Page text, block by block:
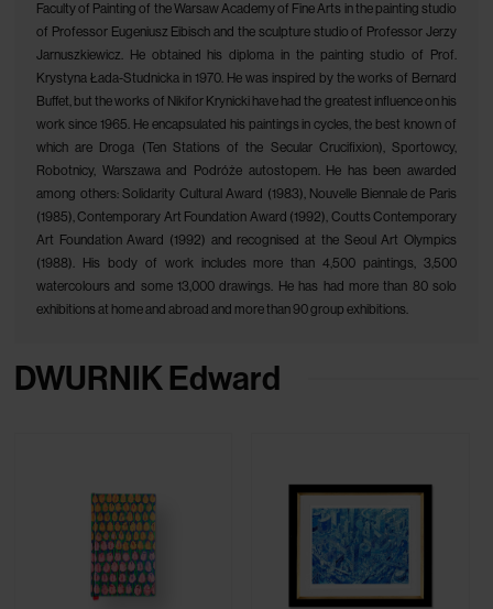
Faculty of Painting of the Warsaw Academy of Fine Arts in the painting studio
of Professor Eugeniusz Eibisch and the sculpture studio of Professor Jerzy
Jarnuszkiewicz. He obtained his diploma in the painting studio of Prof.
Krystyna Łada-Studnicka in 1970. He was inspired by the works of Bernard
Buffet, but the works of Nikifor Krynicki have had the greatest influence on his
work since 1965. He encapsulated his paintings in cycles, the best known of
which are Droga (Ten Stations of the Secular Crucifixion), Sportowcy,
Robotnicy, Warszawa and Podróże autostopem. He has been awarded
among others: Solidarity Cultural Award (1983), Nouvelle Biennale de Paris
(1985), Contemporary Art Foundation Award (1992), Coutts Contemporary
Art Foundation Award (1992) and recognised at the Seoul Art Olympics
(1988). His body of work includes more than 4,500 paintings, 3,500
watercolours and some 13,000 drawings. He has had more than 80 solo
exhibitions at home and abroad and more than 90 group exhibitions.
DWURNIK Edward